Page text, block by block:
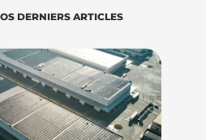
DERNIERS ARTICLES